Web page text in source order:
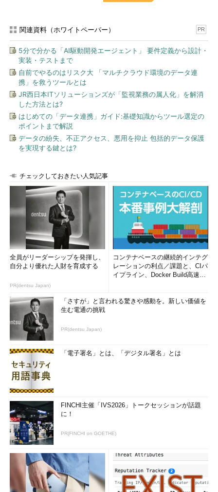
関連資料（ホワイトペーパー） PR
5分で分かる「AI駆動開発エージェント」 要件定義から設計・
実装・テストまで
自前でやるのはリスク大 「マルチクラウド環境のデータ連
携」を救うツールとは
JR西日本ITソリューションズが「監視業務の属人化」を解消
した方法とは?
はじめての「データ連携」ガイド:基礎知識からツール選定の
ポイントまで解説
データの紛失、不正アクセス、悪用を抑止 包括的データ保護
を実現する鍵とは?
チェックしておきたい人気記事
全員がリーダーシップを発揮し、
自分より優れた人財を育成する
PR(dentsu Japan)
コンテナベースの継続的インテグ
レーションの利点／課題と、CIパ
イプライン、Docker Build高速化
「さすが」と言われる驚きや感動を。新しい価値を
生む電通の挑戦
PR(dentsu Japan)
「電子署名」とは、「デジタル署名」とは
FINCHI主催「IVS2026」トークセッションが話題
に！
PR(FINCHI on GOETHE)